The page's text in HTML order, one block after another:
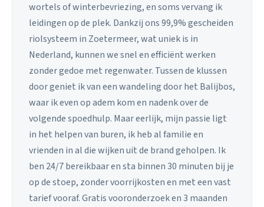
wortels of winterbevriezing, en soms vervang ik
leidingen op de plek. Dankzij ons 99,9% gescheiden
riolsysteem in Zoetermeer, wat uniek is in
Nederland, kunnen we snel en efficiënt werken
zonder gedoe met regenwater. Tussen de klussen
door geniet ik van een wandeling door het Balijbos,
waar ik even op adem kom en nadenk over de
volgende spoedhulp. Maar eerlijk, mijn passie ligt
in het helpen van buren, ik heb al familie en
vrienden in al die wijken uit de brand geholpen. Ik
ben 24/7 bereikbaar en sta binnen 30 minuten bij je
op de stoep, zonder voorrijkosten en met een vast
tarief vooraf. Gratis vooronderzoek en 3 maanden